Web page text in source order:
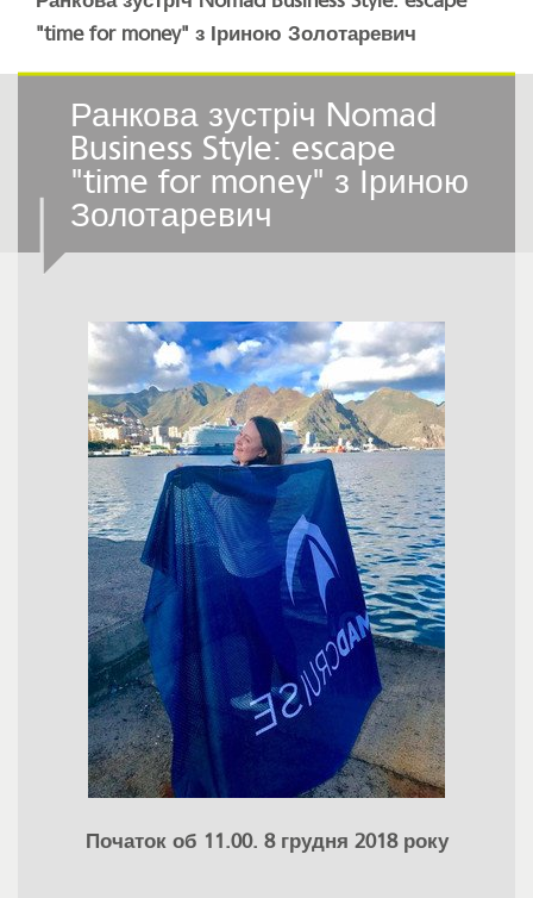
"time for money" з Іриною Золотаревич
Ранкова зустріч Nomad
Business Style: escape
"time for money" з Іриною
Золотаревич
Початок об 11.00. 8 грудня 2018 року